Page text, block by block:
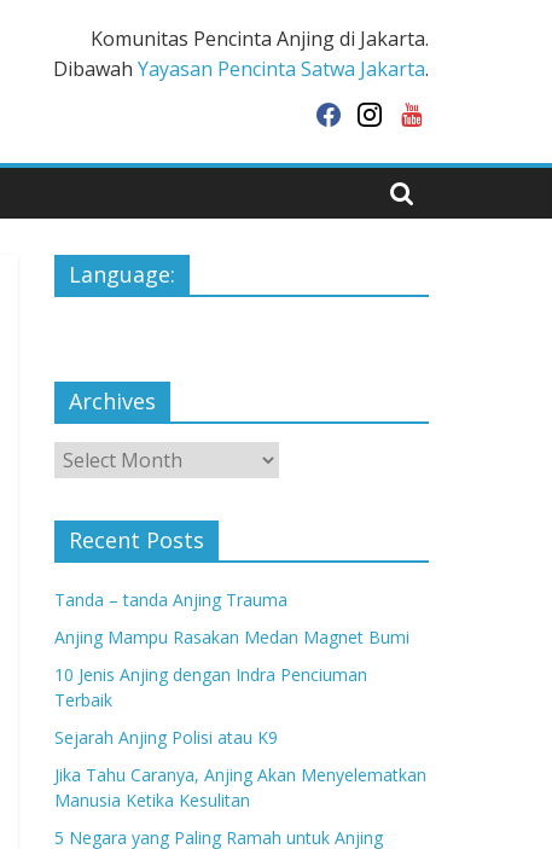
Komunitas Pencinta Anjing di Jakarta.
Dibawah Yayasan Pencinta Satwa Jakarta.
facebookinstagram
youtube
Language:
Archives
Archives
Recent Posts
Tanda – tanda Anjing Trauma
Anjing Mampu Rasakan Medan Magnet Bumi
10 Jenis Anjing dengan Indra Penciuman
Terbaik
Sejarah Anjing Polisi atau K9
Jika Tahu Caranya, Anjing Akan Menyelematkan
Manusia Ketika Kesulitan
5 Negara yang Paling Ramah untuk Anjing